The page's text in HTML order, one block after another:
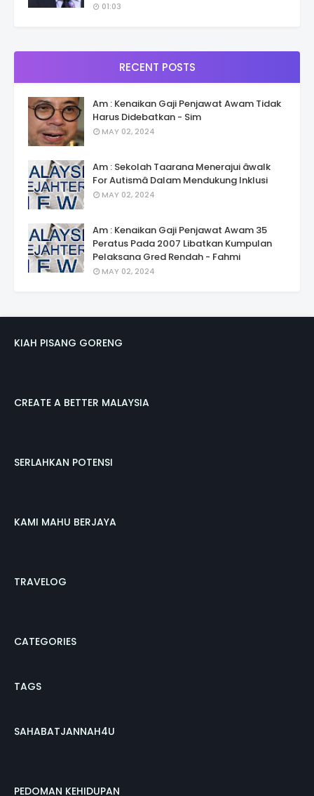
01:03
RECENT POSTS
Am : Kenaikan Gaji Penjawat Awam Tidak
Harus Didebatkan - Sim
MAY 02, 2024
Am : Sekolah Taarana Menerajui âwalk
For Autismâ Dalam Mendukung Inklusi
MAY 02, 2024
Am : Kenaikan Gaji Penjawat Awam 35
Peratus Pada 2007 Libatkan Kumpulan
Pelaksana Gred Rendah - Fahmi
MAY 02, 2024
KIAH PISANG GORENG
CREATE A BETTER MALAYSIA
SERLAHKAN POTENSI
KAMI MAHU BERJAYA
TRAVELOG
CATEGORIES
TAGS
SAHABATJANNAH4U
PEDOMAN KEHIDUPAN